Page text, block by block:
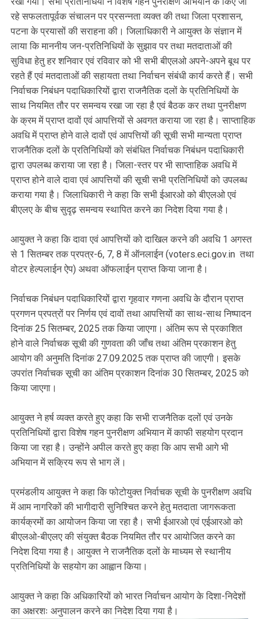
रहे सफलतापूर्वक संचालन पर प्रसन्नता व्यक्त की तथा जिला प्रशासन,
पटना के प्रयासों की सराहना की। जिलाधिकारी ने आयुक्त के संज्ञान में
लाया कि माननीय जन-प्रतिनिधियों के सुझाव पर तथा मतदाताओं की
सुविधा हेतु हर शनिवार एवं रविवार को भी सभी बीएलओ अपने-अपने बूथ पर
रहते हैं एवं मतदाताओं की सहायता तथा निर्वाचन संबंधी कार्य करते हैं। सभी
निर्वाचक निबंधन पदाधिकारियों द्वारा राजनैतिक दलों के प्रतिनिधियों के
साथ नियमित तौर पर समन्वय रखा जा रहा है एवं बैठक कर तथा पुनरीक्षण
के क्रम में प्राप्त दावों एवं आपत्तियों से अवगत कराया जा रहा है। साप्ताहिक
अवधि में प्राप्त होने वाले दावों एवं आपत्तियों की सूची सभी मान्यता प्राप्त
राजनैतिक दलों के प्रतिनिधियों को संबंधित निर्वाचक निबंधन पदाधिकारी
द्वारा उपलब्ध कराया जा रहा है। जिला-स्तर पर भी साप्ताहिक अवधि में
प्राप्त होने वाले दावा एवं आपत्तियों की सूची सभी प्रतिनिधियों को उपलब्ध
कराया गया है। जिलाधिकारी ने कहा कि सभी ईआरओ को बीएलओ एवं
बीएलए के बीच सुदृढ़ समन्वय स्थापित करने का निदेश दिया गया है।
आयुक्त ने कहा कि दावा एवं आपत्तियों को दाखिल करने की अवधि 1 अगस्त
से 1 सितम्बर तक प्रपत्र-6, 7, 8 में ऑनलाईन (voters.eci.gov.in तथा
वोटर हेल्पलाईन ऐप) अथवा ऑफलाईन प्राप्त किया जाना है।
निर्वाचक निबंधन पदाधिकारियों द्वारा गृहवार गणना अवधि के दौरान प्राप्त
प्रगणन प्रपत्रों पर निर्णय एवं दावों तथा आपत्तियों का साथ-साथ निष्पादन
दिनांक 25 सितम्बर, 2025 तक किया जाएगा। अंतिम रूप से प्रकाशित
होने वाले निर्वाचक सूची की गुणवता की जाँच तथा अंतिम प्रकाशन हेतु
आयोग की अनुमति दिनांक 27.09.2025 तक प्राप्त की जाएगी। इसके
उपरांत निर्वाचक सूची का अंतिम प्रकाशन दिनांक 30 सितम्बर, 2025 को
किया जाएगा।
आयुक्त ने हर्ष व्यक्त करते हुए कहा कि सभी राजनैतिक दलों एवं उनके
प्रतिनिधियों द्वारा विशेष गहन पुनरीक्षण अभियान में काफी सहयोग प्रदान
किया जा रहा है। उन्होंने अपील करते हुए कहा कि आप सभी आगे भी
अभियान में सक्रिय रूप से भाग लें।
प्रमंडलीय आयुक्त ने कहा कि फोटोयुक्त निर्वाचक सूची के पुनरीक्षण अवधि
में आम नागरिकों की भागीदारी सुनिश्चित करने हेतु मतदाता जागरूकता
कार्यक्रमों का आयोजन किया जा रहा है। सभी ईआरओ एवं एईआरओ को
बीएलओ-बीएलए की संयुक्त बैठक नियमित तौर पर आयोजित करने का
निदेश दिया गया है। आयुक्त ने राजनैतिक दलों के माध्यम से स्थानीय
प्रतिनिधियों के सहयोग का आह्वान किया।
आयुक्त ने कहा कि अधिकारियों को भारत निर्वाचन आयोग के दिशा-निदेशों
का अक्षरशः अनुपालन करने का निदेश दिया गया है।